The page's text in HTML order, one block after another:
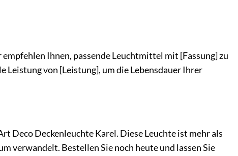
Ihnen, passende Leuchtmittel mit [Fassung] zu
Leistung von [Leistung], um die Lebensdauer Ihrer
Deco Deckenleuchte Karel. Diese Leuchte ist mehr als
verwandelt. Bestellen Sie noch heute und lassen Sie